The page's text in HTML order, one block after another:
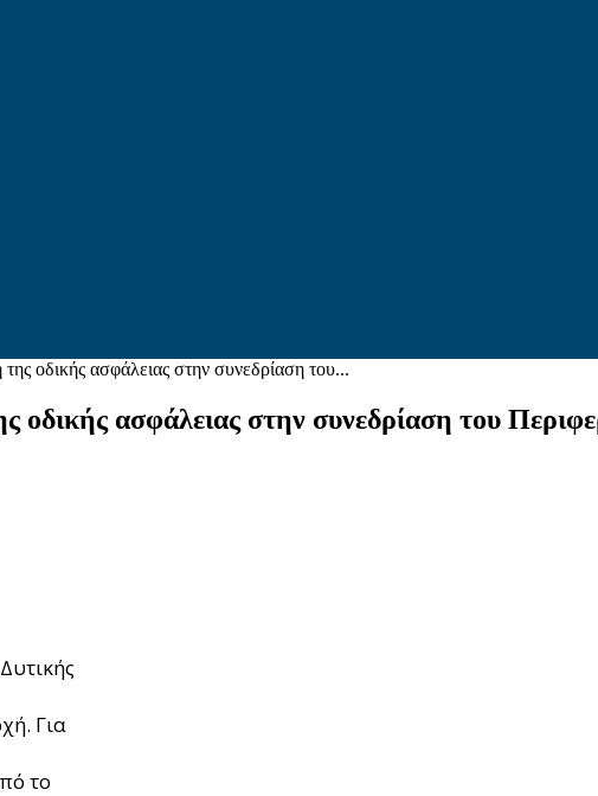
οδικής ασφάλειας στην συνεδρίαση του...
οδικής ασφάλειας στην συνεδρίαση του
Για
το